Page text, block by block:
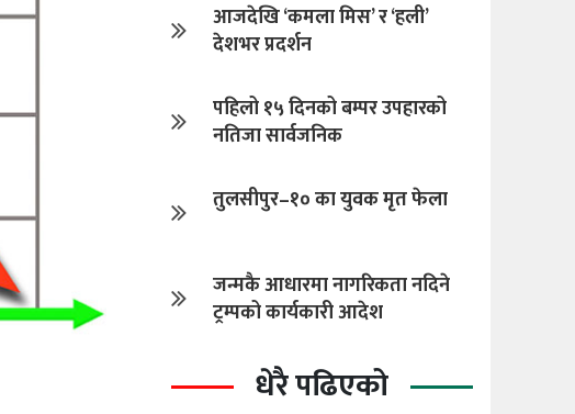
आजदेखि ‘कमला मिस’ र ‘हली’
देशभर प्रदर्शन
पहिलो १५ दिनको बम्पर उपहारको
नतिजा सार्वजनिक
तुलसीपुर–१० का युवक मृत फेला
जन्मकै आधारमा नागरिकता नदिने
ट्रम्पको कार्यकारी आदेश
धेरै पढिएको